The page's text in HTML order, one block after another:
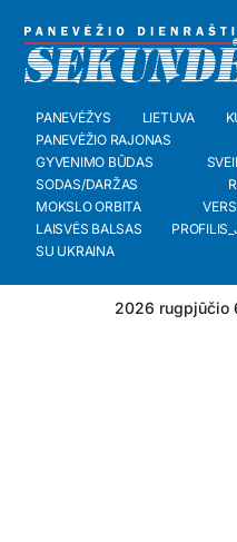
PANEVĖŽYS LIETUVA
PANEVĖŽIO RAJONAS
GYVENIMO BŪDAS
SODAS/DARŽAS
MOKSLO ORBITA
LAISVĖS BALSAS
SU UKRAINA
2026 rugpjūčio